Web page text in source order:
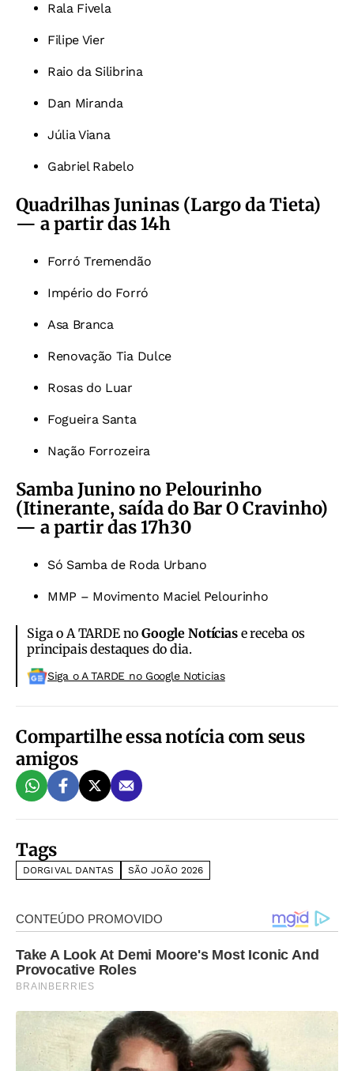
Rala Fivela
Filipe Vier
Raio da Silibrina
Dan Miranda
Júlia Viana
Gabriel Rabelo
Quadrilhas Juninas (Largo da Tieta)
— a partir das 14h
Forró Tremendão
Império do Forró
Asa Branca
Renovação Tia Dulce
Rosas do Luar
Fogueira Santa
Nação Forrozeira
Samba Junino no Pelourinho
(Itinerante, saída do Bar O Cravinho)
— a partir das 17h30
Só Samba de Roda Urbano
MMP – Movimento Maciel Pelourinho
Siga o A TARDE noGoogle Notíciase receba os
principais destaques do dia.
Siga o A TARDE no Google Noticias
Compartilhe essa notícia com seus
amigos
Tags
DORGIVAL DANTAS SÃO JOÃO 2026